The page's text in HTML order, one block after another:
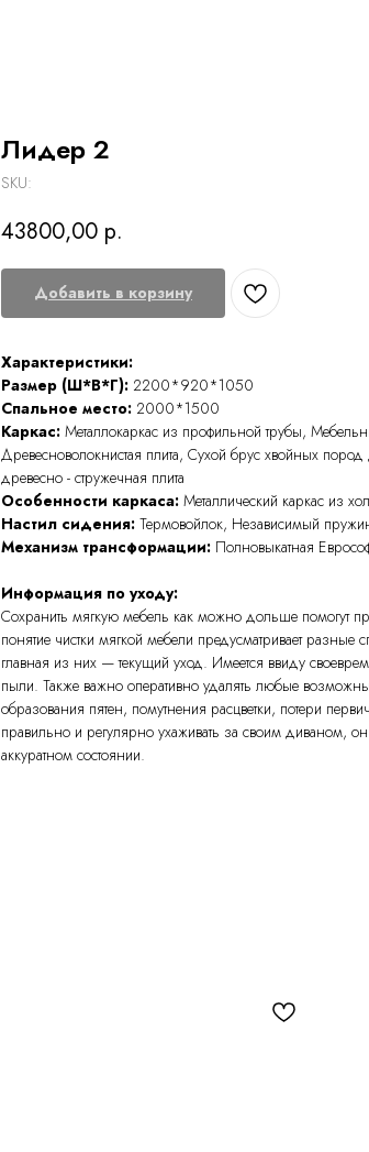
Лидер 2
SKU:
43800,00 р.
Добавить в корзину
Характеристики:
Размер (Ш*В*Г): 2200*920*1050
Спальное место: 2000*1500
Каркас: Металлокаркас из профильной трубы,
Древесноволокнистая плита, Сухой брус хвойных
древесно - стружечная плита
Особенности каркаса: Металлический каркас из
Настил сидения: Термовойлок, Независимый
Механизм трансформации: Полновыкатная
Информация по уходу:
Сохранить мягкую мебель как можно дольше помогут
понятие чистки мягкой мебели предусматривает
главная из них — текущий уход. Имеется ввиду
пыли. Также важно оперативно удалять любые
образования пятен, помутнения расцветки, потери
правильно и регулярно ухаживать за своим диваном, он
аккуратном состоянии.